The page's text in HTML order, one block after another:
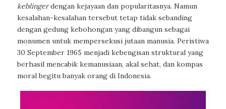
keblingerdengan kejayaan dan popularitasnya. Namun
kesalahan-kesalahan tersebut tetap tidak sebanding
dengan gedung kebohongan yang dibangun sebagai
monumen untuk mempersekusi jutaan manusia. Peristiwa
30 September 1965 menjadi kebengisan struktural yang
berhasil mencabik kemanusiaan, akal sehat, dan kompas
moral begitu banyak orang di Indonesia.